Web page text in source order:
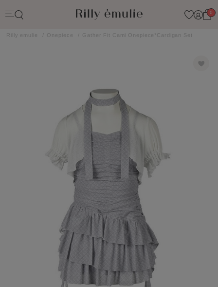
0
Rilly emulie Onepiece Gather Fit Cami Onepiece*Cardigan Set